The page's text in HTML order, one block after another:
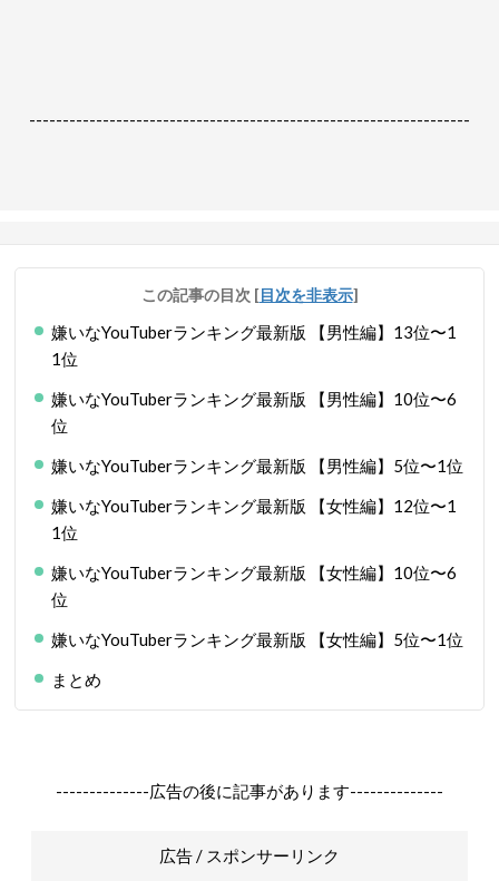
------------------------------------------------------------------
この記事の目次 [目次を非表示]
嫌いなYouTuberランキング最新版 【男性編】13位〜1
1位
嫌いなYouTuberランキング最新版 【男性編】10位〜6
位
嫌いなYouTuberランキング最新版 【男性編】5位〜1位
嫌いなYouTuberランキング最新版 【女性編】12位〜1
1位
嫌いなYouTuberランキング最新版 【女性編】10位〜6
位
嫌いなYouTuberランキング最新版 【女性編】5位〜1位
まとめ
--------------広告の後に記事があります--------------
広告 / スポンサーリンク